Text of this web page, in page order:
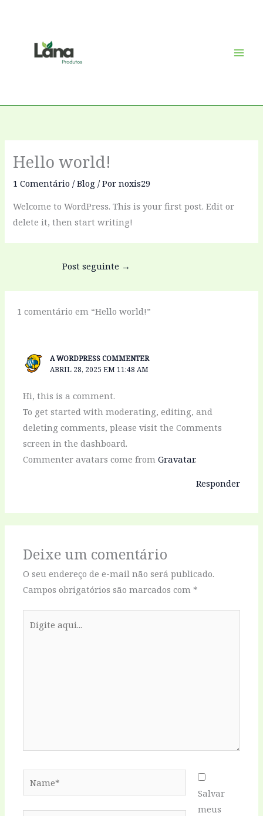
conteúdo
Hello world!
1 Comentário /Blog / Pornoxis29
Welcome to WordPress. This is your first post. Edit or
delete it, then start writing!
Post seguinte →
1 comentário em “Hello world!”
A WORDPRESS COMMENTER
ABRIL 28, 2025 EM 11:48 AM
Hi, this is a comment.
To get started with moderating, editing, and
deleting comments, please visit the Comments
screen in the dashboard.
Commenter avatars come fromGravatar.
Responder
Deixe um comentário
O seu endereço de e-mail não será publicado.
Campos obrigatórios são marcados com *
aqui...
Salvar
meus